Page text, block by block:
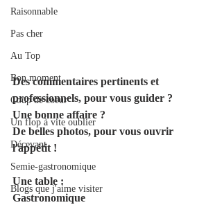
Raisonnable
Pas cher
Au Top
Bon moment
Coup de coeur
Un flop à vite oublier
Décevant
Semie-gastronomique
Blogs que j'aime visiter
Des commentaires pertinents et
professionnels, pour vous guider ?
Une bonne affaire ?
De belles photos, pour vous ouvrir
l'appétit !
Une table :
Gastronomique